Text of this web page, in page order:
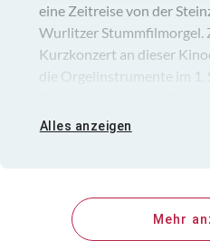
eine Zeitreise von der
Wurlitzer Stummfilmorgel.
Kurzkonzert an dieser
die Orgelinstrumente im 1.
genügend Zeit mit.
Alles anzeigen
Mehr